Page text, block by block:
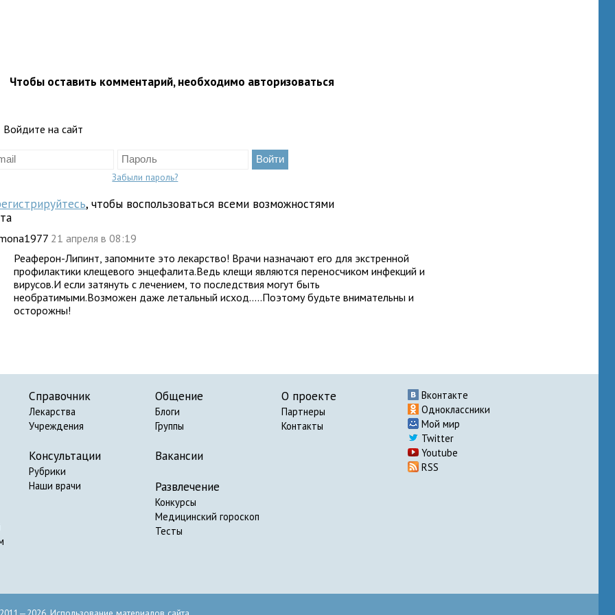
Чтобы оставить комментарий, необходимо авторизоваться
Войдите на сайт
Забыли пароль?
, чтобы воспользоваться всеми возможностями
21 апреля в 08:19
Реаферон-Липинт, запомните это лекарство! Врачи назначают его для экстренной
профилактики клещевого энцефалита.Ведь клещи являются переносчиком инфекций и
вирусов.И если затянуть с лечением, то последствия могут быть
необратимыми.Возможен даже летальный исход.....Поэтому будьте внимательны и
осторожны!
Справочник
Лекарства
Учреждения
Консультации
Рубрики
Наши врачи
Общение
Блоги
Группы
Вакансии
Развлечение
Конкурсы
Медицинский гороскоп
Тесты
О проекте
Партнеры
Контакты
Вконтакте
Одноклассники
Мой мир
Twitter
Youtube
RSS